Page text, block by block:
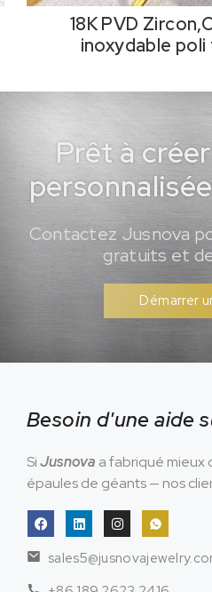
18K PVD
inoxydable poli
Prêt à
Contactez Jusnova
gratuits et
Démarrer
Besoin d'une aide
SiJusnova a fabriqué mieux
épaules de géants — nos